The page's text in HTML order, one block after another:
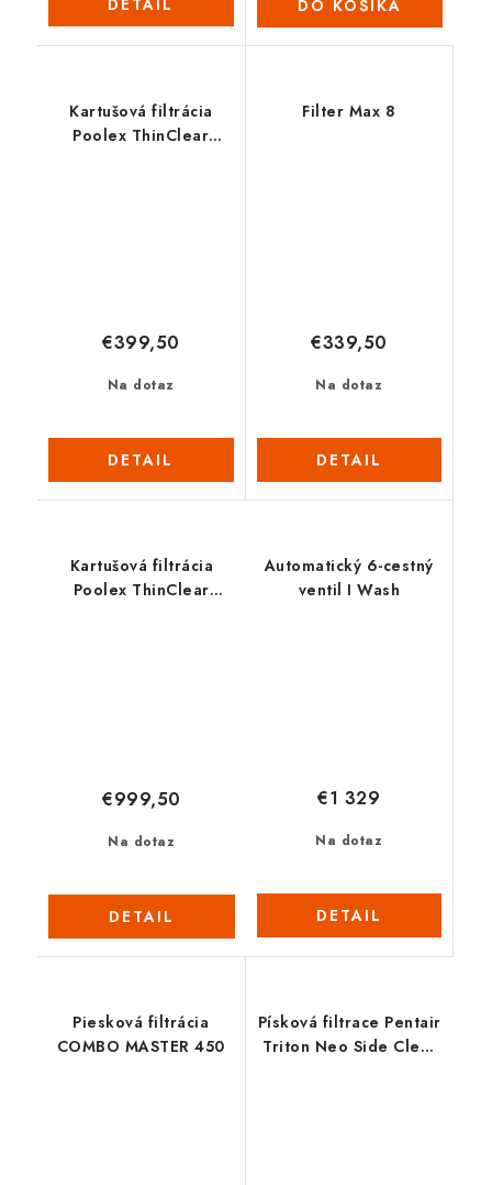
DO KOŠÍKA
Kartušová filtrácia
Poolex ThinClear
Na dotaz
€399,50
DETAIL
Filter Max 8
Na dotaz
€339,50
DETAIL
Kartušová filtrácia
Poolex ThinClear
Na dotaz
€999,50
DETAIL
Automatický 6-cestný
ventil I Wash
Na dotaz
€1 329
DETAIL
Piesková filtrácia
COMBO MASTER 450
Písková filtrace Pentair
Triton Neo Side Clear